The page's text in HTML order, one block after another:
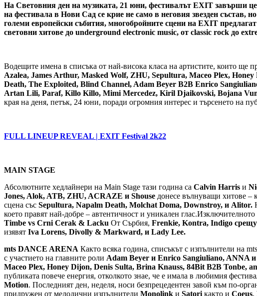
На Световния ден на музиката, 21 юни, фестивалът EXIT завърши
на фестивала в Нови Сад се крие не само в неговия звезден състав,
големи европейски събития, многобройните сцени на EXIT
световни хитове до underground electronic music, от classic rock до
Водещите имена в списъка от най-висока класа на артистите, които ще
Azalea, James Arthur, Masked Wolf, ZHU, Sepultura, Maceo Plex,
Death, The Exploited, Blind Channel, Adam Beyer B2B Enrico
Artan Lili, Paraf, Killo Killo, Mimi Mercedez, Kiril Djaikovski, Bojana
края на деня, петък, 24 юни, поради огромния интерес и търсенето на
FULL LINEUP REVEAL | EXIT Festival 2k22
MAIN STAGE
Абсолютните хедлайнери на Main Stage тази година са Calvin Harris и
Jones, Alok, ATB, ZHU, ACRAZE и Shouse донесе вълнуващи хитове –
сцена със Sepultura, Napalm Death, Molchat Doma, Downstroy, и Alitor.
което правят най-добре – автентичност и уникален
Timbe vs Crni Cerak & Lacku От Сърбия, Frenkie, Kontra, Indigo
изявят Iva Lorens, Divolly & Markward, и Lady Lee.
mts DANCE ARENA Както всяка година, списъкът с изпълнители на
с участието на главните роли Adam Beyer и Enrico Sangiuliano, ANNA
Maceo Plex, Honey Dijon, Denis Sulta, Brina Knauss, 84Bit B2B Tonbe,
публиката повече енергия, отколкото знае, че е имала в любимия
Motion. Последният ден, неделя, носи безпрецедентен завой към по-
придружен от мелодични изпълнители Monolink и Satori както и Coeus,